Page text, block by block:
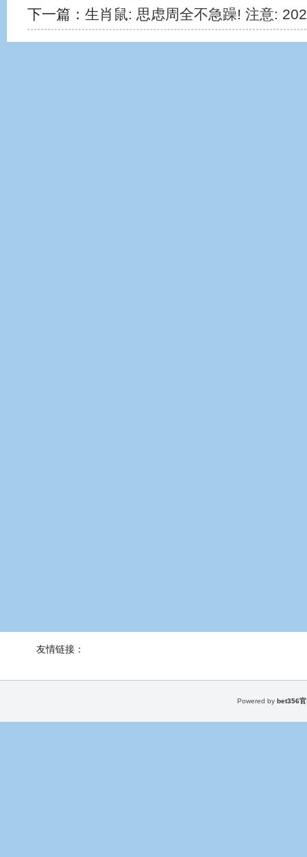
下一篇： 生肖鼠: 思虑周全不急躁! 注意:
友情链接：
Powered by bet356官